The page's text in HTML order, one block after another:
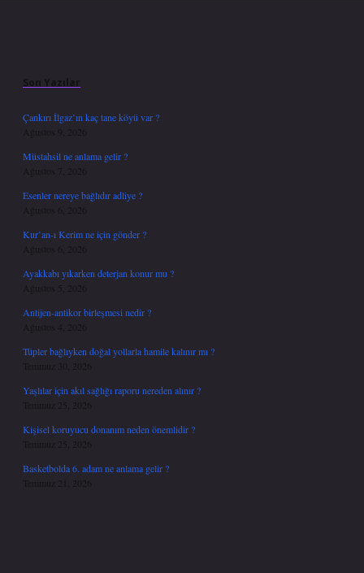
Son Yazılar
Çankırı İlgaz’ın kaç tane köyü var ?
Ağustos 9, 2026
Müstahsil ne anlama gelir ?
Ağustos 7, 2026
Esenler nereye bağlıdır adliye ?
Ağustos 6, 2026
Kur’an-ı Kerim ne için gönder ?
Ağustos 6, 2026
Ayakkabı yıkarken deterjan konur mu ?
Ağustos 5, 2026
Antijen-antikor birleşmesi nedir ?
Ağustos 4, 2026
Tüpler bağlıyken doğal yollarla hamile kalınır mı ?
Temmuz 30, 2026
Yaşlılar için akıl sağlığı raporu nereden alınır ?
Temmuz 25, 2026
Kişisel koruyucu donanım neden önemlidir ?
Temmuz 25, 2026
Basketbolda 6. adam ne anlama gelir ?
Temmuz 21, 2026